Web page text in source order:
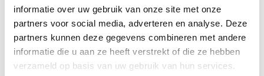
informatie over uw gebruik van onze site met onze
partners voor social media, adverteren en analyse. Deze
partners kunnen deze gegevens combineren met andere
informatie die u aan ze heeft verstrekt of die ze hebben
verzameld op basis van uw gebruik van hun services.